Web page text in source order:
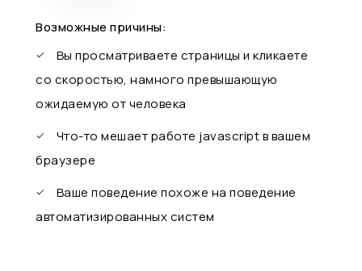
Возможные причины:
Вы просматриваете страницы и кликаете
со скоростью, намного превышающую
ожидаемую от человека
Что-то мешает работе javascript в вашем
браузере
Ваше поведение похоже на поведение
автоматизированных систем